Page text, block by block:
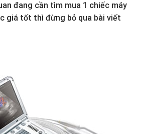
đang cần tìm mua 1 chiếc máy
giá tốt thì đừng bỏ qua bài viết